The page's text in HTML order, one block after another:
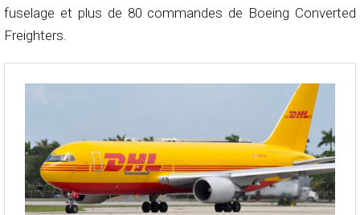
fuselage et plus de 80 commandes de Boeing Converted
Freighters.